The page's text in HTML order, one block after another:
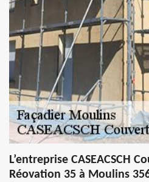
L’entreprise CASEACSCH
Réovation 35 à Moulins